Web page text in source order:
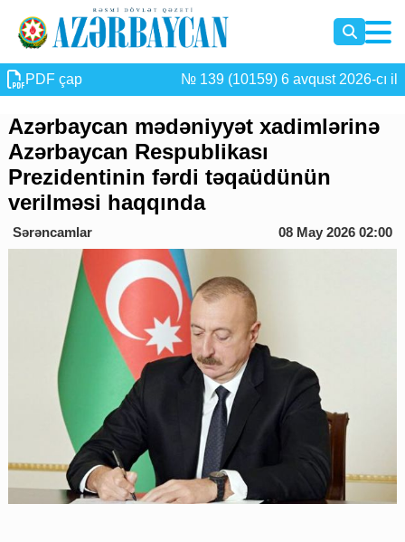
PDF çap № 139 (10159) 6 avqust 2026-cı il
Azərbaycan mədəniyyət xadimlərinə
Azərbaycan Respublikası
Prezidentinin fərdi təqaüdünün
verilməsi haqqında
Sərəncamlar 08 May 2026 02:00